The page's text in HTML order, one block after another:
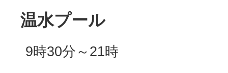
温水プール
9時30分～21時